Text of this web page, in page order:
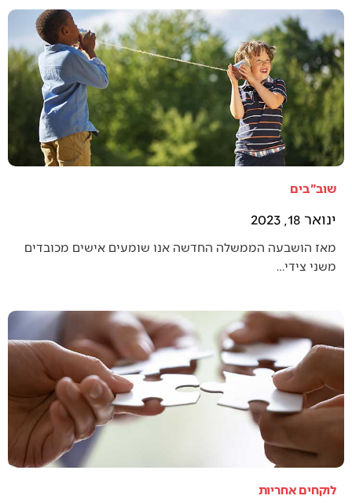
שוב"בים
ינואר 18, 2023
מאז הושבעה הממשלה החדשה אנו שומעים אישים מכובדים
משני צידי…
לוקחים אחריות